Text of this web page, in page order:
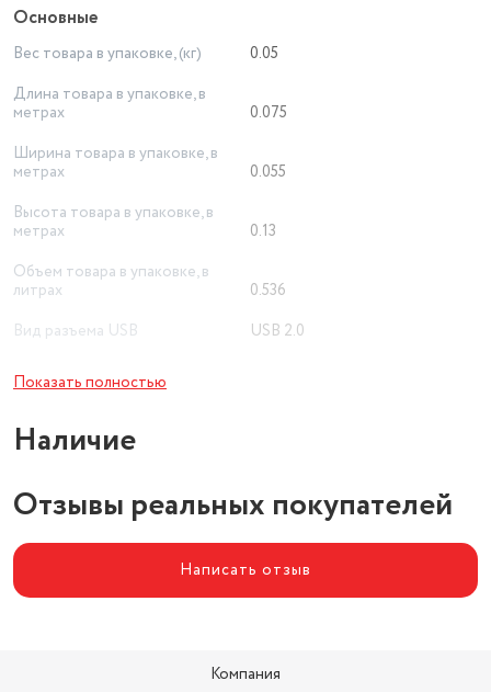
Основные
Вес товара в упаковке, (кг)
0.05
Длина товара в упаковке, в
метрах
0.075
Ширина товара в упаковке, в
метрах
0.055
Высота товара в упаковке, в
метрах
0.13
Объем товара в упаковке, в
литрах
0.536
Вид разъема USB
USB 2.0
Выходная мощность
Показать полностью
Наличие
Отзывы реальных покупателей
Написать отзыв
Компания